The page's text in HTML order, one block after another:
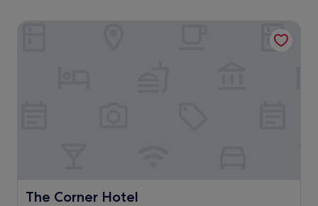
The Corner Hotel
The Corner Hotel